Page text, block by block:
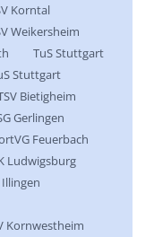
TuS Stuttgart